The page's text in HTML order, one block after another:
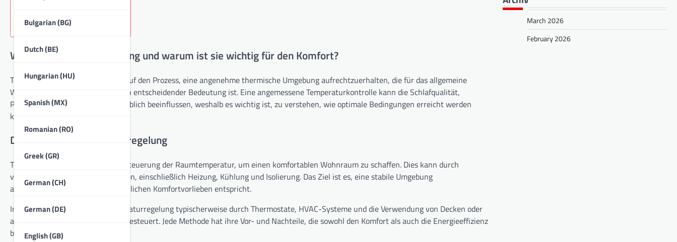
Bulgarian (BG)
Dutch (BE)
Hungarian (HU)
Spanish (MX)
Romanian (RO)
Greek (GR)
German (CH)
German (DE)
English (GB)
Was ist Temperaturregelung und warum ist sie wichtig für den Komfort?
Temperaturregelung bezieht sich auf den Prozess, eine angenehme thermische Umgebung aufrechtzuerhalten, die für das allgemeine
Wohlbefinden und den Komfort von entscheidender Bedeutung ist. Eine angemessene Temperaturkontrolle kann die Schlafqualität,
Produktivität und Gesundheit erheblich beeinflussen, weshalb es wichtig ist, zu verstehen, wie optimale Bedingungen erreicht werden
können.
Definition der Temperaturregelung
Temperaturregelung umfasst die Steuerung der Raumtemperatur, um einen komfortablen Wohnraum zu schaffen. Dies kann durch
verschiedene Mittel erreicht werden, einschließlich Heizung, Kühlung und Isolierung. Das Ziel ist es, eine stabile Umgebung
aufrechtzuerhalten, die den persönlichen Komfortvorlieben entspricht.
In Wohnbereichen wird die Temperaturregelung typischerweise durch Thermostate, HVAC-Systeme und die Verwendung von Decken oder
anderen isolierenden Materialien gesteuert. Jede Methode hat ihre Vor- und Nachteile, die sowohl den Komfort als auch die Energieeffizienz
beeinflussen.
March 2026
February 2026